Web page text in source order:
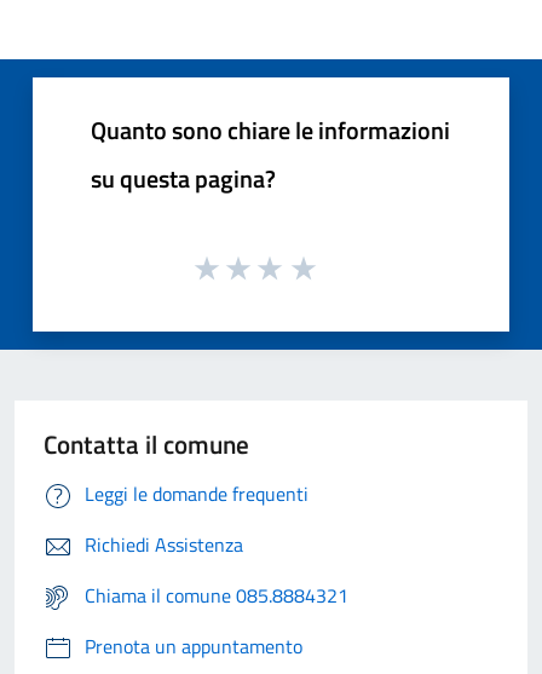
Quanto sono chiare le informazioni
su questa pagina?
Contatta il comune
Leggi le domande frequenti
Richiedi Assistenza
Chiama il comune 085.8884321
Prenota un appuntamento